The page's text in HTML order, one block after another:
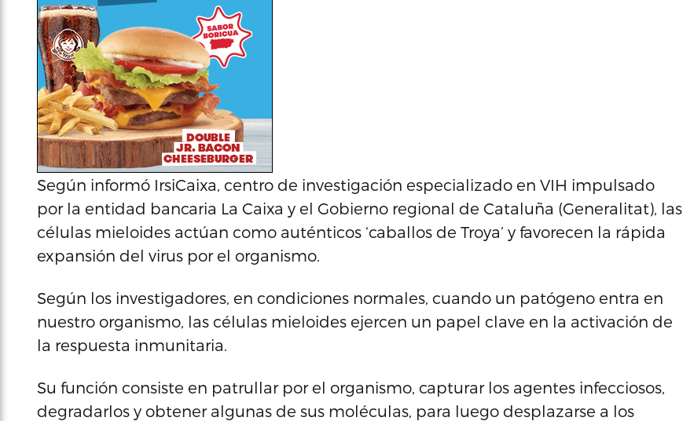
Según informó IrsiCaixa, centro de investigación especializado en VIH impulsado
por la entidad bancaria La Caixa y el Gobierno regional de Cataluña (Generalitat), las
células mieloides actúan como auténticos ‘caballos de Troya’ y favorecen la rápida
expansión del virus por el organismo.
Según los investigadores, en condiciones normales, cuando un patógeno entra en
nuestro organismo, las células mieloides ejercen un papel clave en la activación de
la respuesta inmunitaria.
Su función consiste en patrullar por el organismo, capturar los agentes infecciosos,
degradarlos y obtener algunas de sus moléculas, para luego desplazarse a los